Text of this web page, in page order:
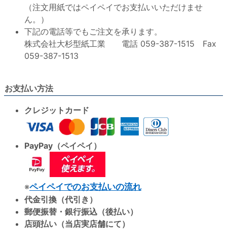
（注文用紙ではペイペイでお支払いいただけませ
ん。）
下記の電話等でもご注文を承ります。
株式会社大杉型紙工業 電話 059-387-1515 Fax
059-387-1513
お支払い方法
クレジットカード
PayPay（ペイペイ）
※ペイペイでのお支払いの流れ
代金引換（代引き）
郵便振替・銀行振込（後払い）
店頭払い（当店実店舗にて）